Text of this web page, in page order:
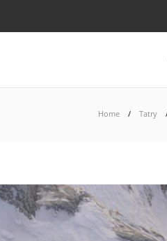
Home Tatry